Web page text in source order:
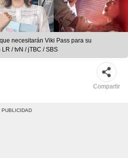
necesitarán Viki Pass para su
/ tvN / jTBC / SBS
Compartir